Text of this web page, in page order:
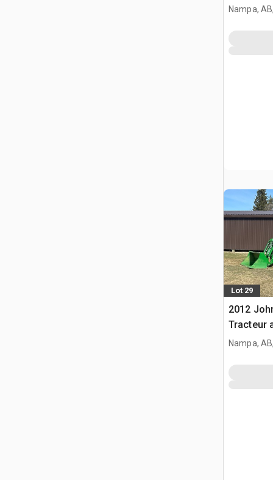
Nampa,
Lot 29
2012
Tracteur
Nampa,